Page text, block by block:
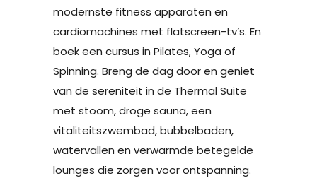
modernste fitness apparaten en
cardiomachines met flatscreen-tv’s. En
boek een cursus in Pilates, Yoga of
Spinning. Breng de dag door en geniet
van de sereniteit in de Thermal Suite
met stoom, droge sauna, een
vitaliteitszwembad, bubbelbaden,
watervallen en verwarmde betegelde
lounges die zorgen voor ontspanning.